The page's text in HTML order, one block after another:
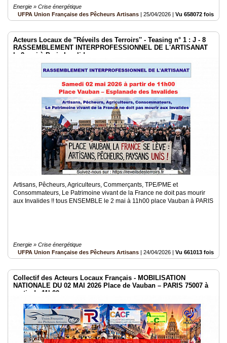
Energie » Crise énergétique
UFPA Union Française des Pêcheurs Artisans | 25/04/2026 | Vu 658072 fois
Acteurs Locaux de ''Réveils des Terroirs'' - Teasing n° 1 : J - 8
RASSEMBLEMENT INTERPROFESSIONNEL DE L'ARTISANAT
le 2 mai à Paris Invalides
Artisans, Pêcheurs, Agriculteurs, Commerçants, TPE/PME et
Consommateurs, Le Patrimoine vivant de la France ne doit pas mourir
aux Invalides !! tous ENSEMBLE le 2 mai à 11h00 place Vauban à PARIS
Energie » Crise énergétique
UFPA Union Française des Pêcheurs Artisans | 24/04/2026 | Vu 661013 fois
Collectif des Acteurs Locaux Français - MOBILISATION
NATIONALE DU 02 MAI 2026 Place de Vauban – PARIS 75007 à
partir de 11h00